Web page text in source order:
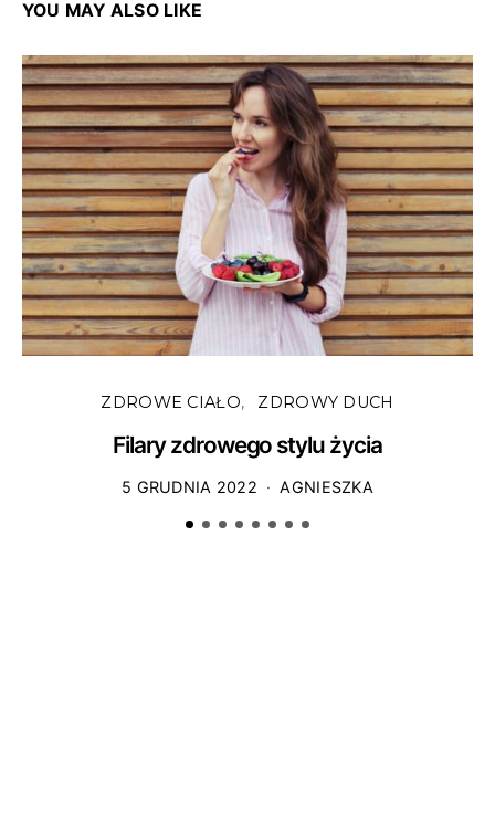
YOU MAY ALSO LIKE
ZDROWE CIAŁO ZDROWY DUCH
Filary zdrowego stylu życia
5 GRUDNIA 2022 AGNIESZKA